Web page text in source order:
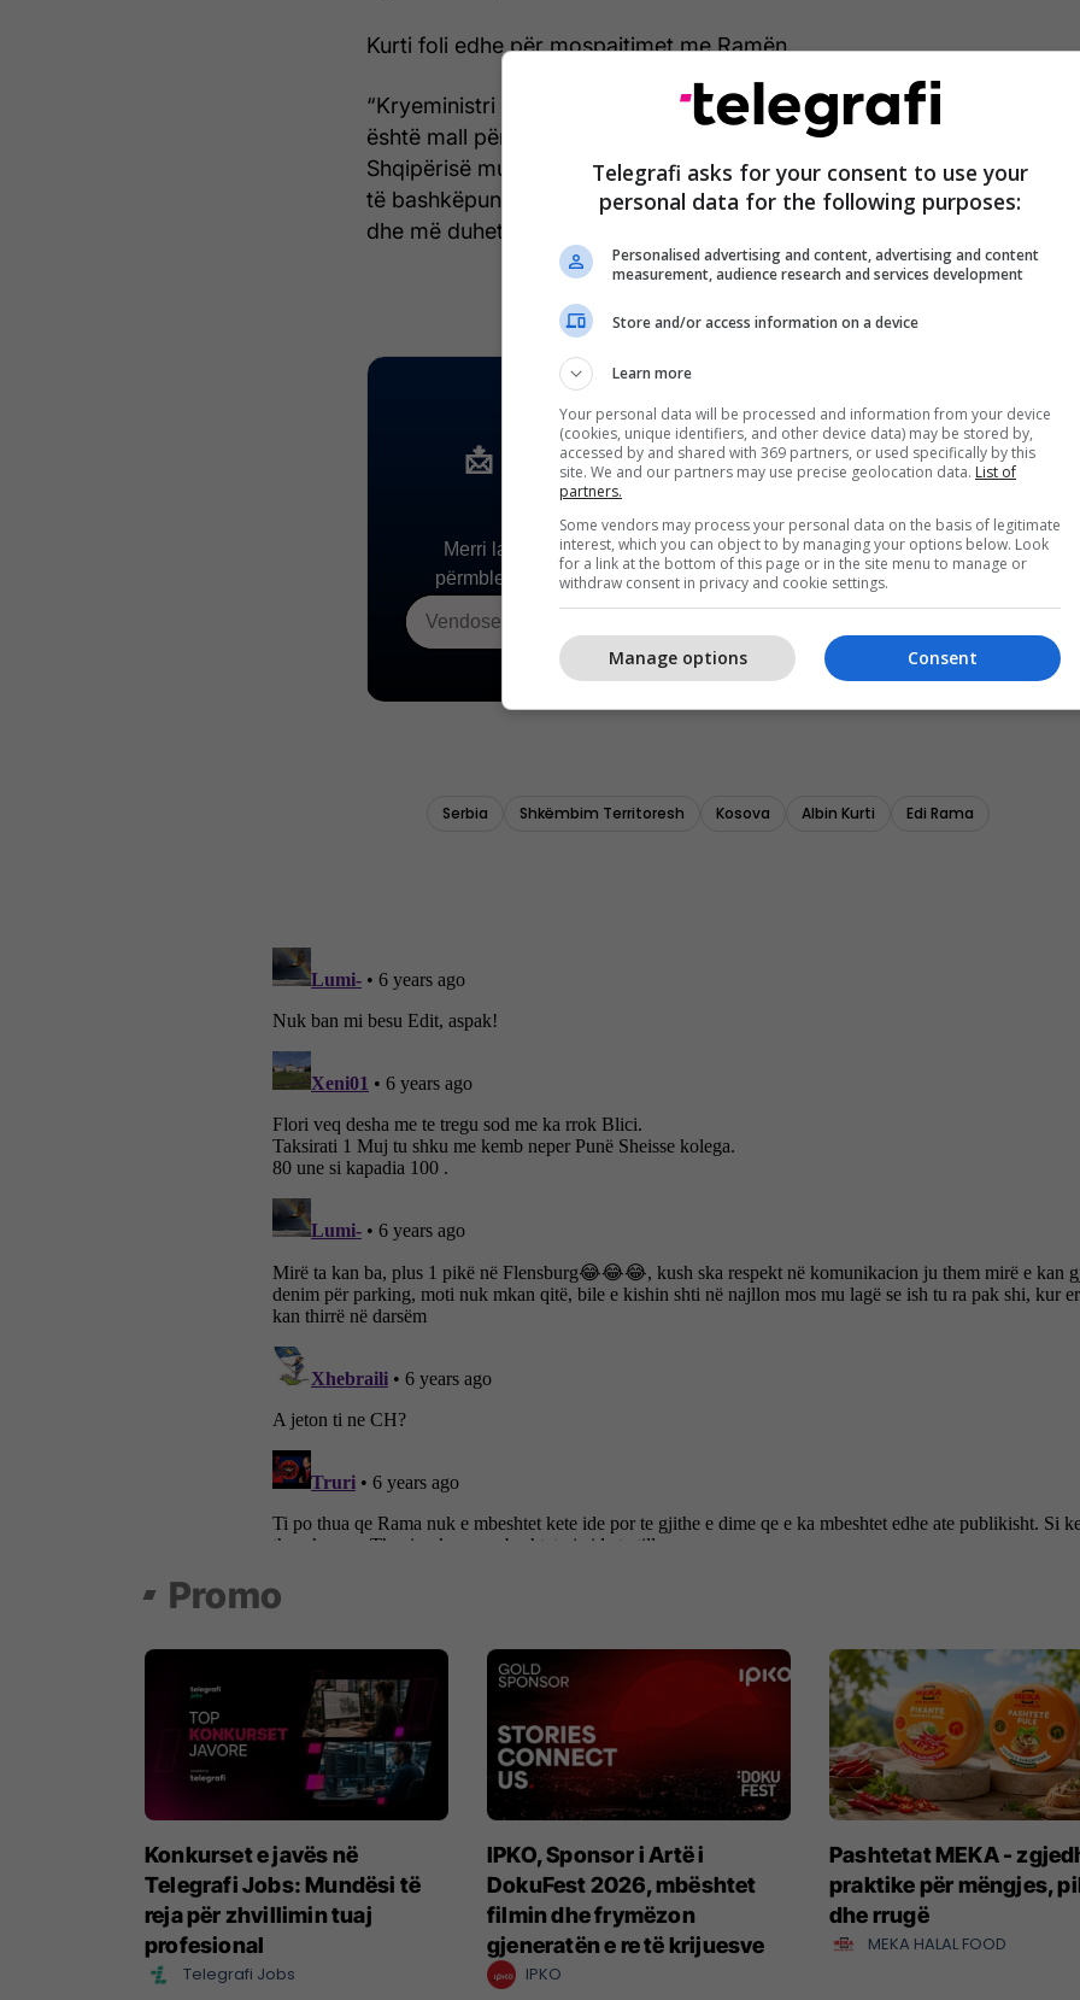
Kurti foli edhe për mospajtimet me Ramën.
“Kryeministri nuk e mbështet shkëmbimin e territorit, territori nuk
është mall për shkëmbim. Besoj se pavarësisht me kryeministrin e
Shqipërisë mund të kemi dallime e të përbashkëta na imponojnë që
të bashkëpunojmë si dy qeveri më mirë. Ashtu më tha dhe ashtu dua
dhe më duhet të besoj”, tha Kurti në ABC News.
Telegrafi asks for your consent to use your
personal data for the following purposes:
Personalised advertising and content, advertising and content
measurement, audience research and services development
Store and/or access information on a device
Learn more
Your personal data will be processed and information from your device
(cookies, unique identifiers, and other device data) may be stored by,
accessed by and shared with 369 partners, or used specifically by this
site. We and our partners may use precise geolocation data. List of
partners.
Some vendors may process your personal data on the basis of legitimate
interest, which you can object to by managing your options below. Look
for a link at the bottom of this page or in the site menu to manage or
withdraw consent in privacy and cookie settings.
Consent
Manage options